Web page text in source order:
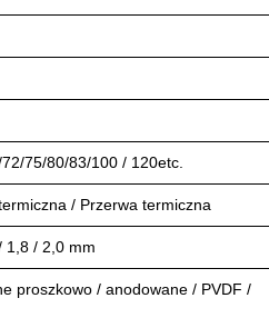
75/80/83/100 / 120etc.
/ Przerwa termiczna
1,8 / 2,0 mm
proszkowo / anodowane / PVDF /